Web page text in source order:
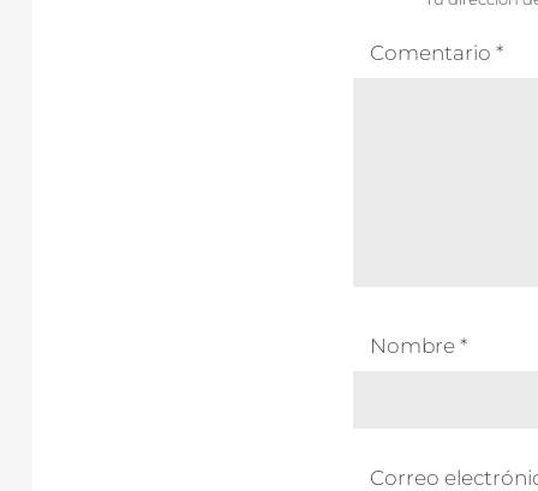
Comentario *
Nombre *
Correo